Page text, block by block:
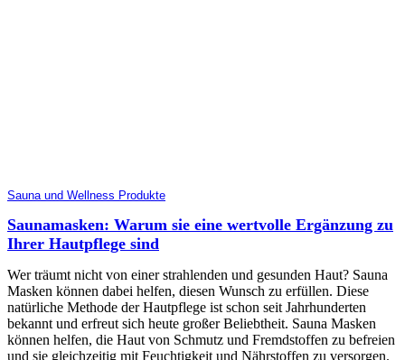
Sauna und Wellness Produkte
Saunamasken: Warum sie eine wertvolle Ergänzung zu
Ihrer Hautpflege sind
Wer träumt nicht von einer strahlenden und gesunden Haut? Sauna
Masken können dabei helfen, diesen Wunsch zu erfüllen. Diese
natürliche Methode der Hautpflege ist schon seit Jahrhunderten
bekannt und erfreut sich heute großer Beliebtheit. Sauna Masken
können helfen, die Haut von Schmutz und Fremdstoffen zu befreien
und sie gleichzeitig mit Feuchtigkeit und Nährstoffen zu versorgen.